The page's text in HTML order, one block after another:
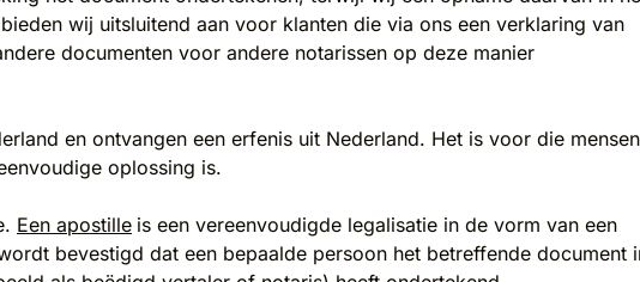
wij uitsluitend aan voor klanten die via ons een verklaring van
documenten voor andere notarissen op deze manier
en ontvangen een erfenis uit Nederland. Het is voor die mensen
oplossing is.
Een apostille is een vereenvoudigde legalisatie in de vorm van een
bevestigd dat een bepaalde persoon het betreffende document